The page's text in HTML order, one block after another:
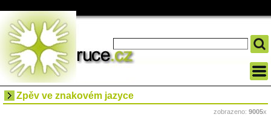
Zpěv ve znakovém jazyce
zobrazeno: 9005x